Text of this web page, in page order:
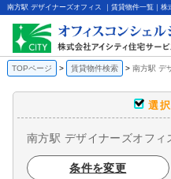
南方駅 デザイナーズオフィス ｜賃貸物件一覧｜株
TOPページ 賃貸物件検索 南方駅 デ
選
南方駅 デザイナーズオフィ
条件を変更